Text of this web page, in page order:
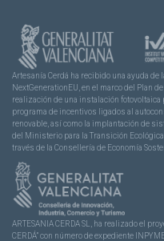
Artesanía Cerdá ha recibido una ayuda de
NextGenerationEU, en el marco del Plan
realización de una instalación
programa de incentivos ligados al
renovable, así como la implantación de
del Ministerio para la Transición Ecológica
través de la Consellería de Economía
ARTESANIA CERDA SL, ha realizado el
CERDÁ” con número de expediente